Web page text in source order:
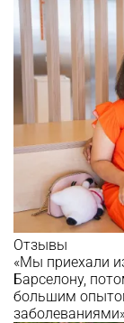
Отзывы
«Мы приехали
Барселону,
большим